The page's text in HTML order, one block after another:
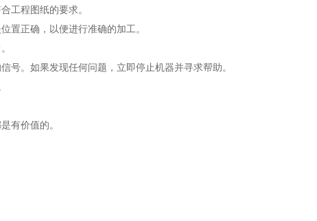
工程图纸的要求。
正确，以便进行准确的加工。
。如果发现任何问题，立即停止机器并寻求帮助。
有价值的。